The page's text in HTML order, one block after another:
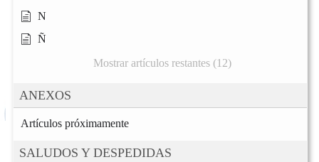
N
Ñ
Mostrar artículos restantes (12)
ANEXOS
Artículos próximamente
SALUDOS Y DESPEDIDAS